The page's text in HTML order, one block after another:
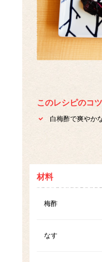
このレシピのコツ
白梅酢で爽やか
材料
梅酢
なす